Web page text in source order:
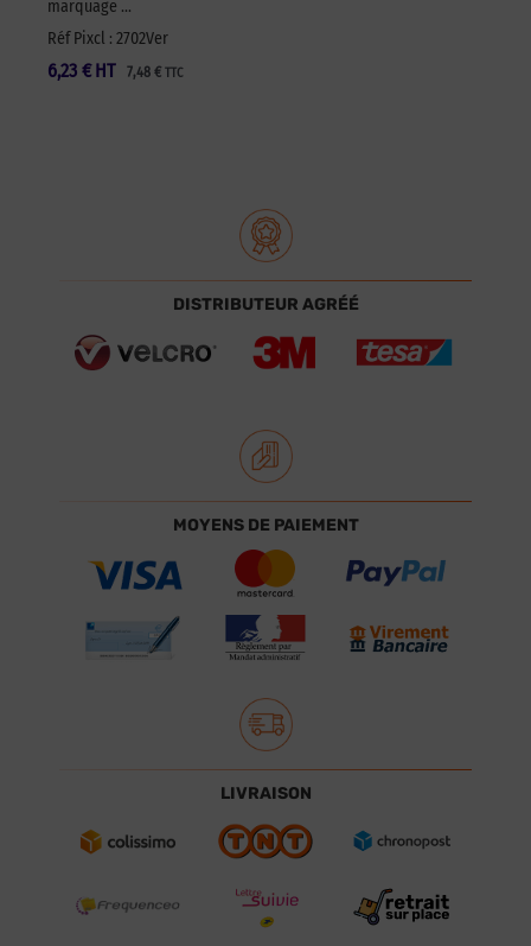
marquage …
Réf Pixcl : 2702Ver
6,23 € 7,48 € TTC
HT
DISTRIBUTEUR AGRÉÉ
MOYENS DE PAIEMENT
LIVRAISON